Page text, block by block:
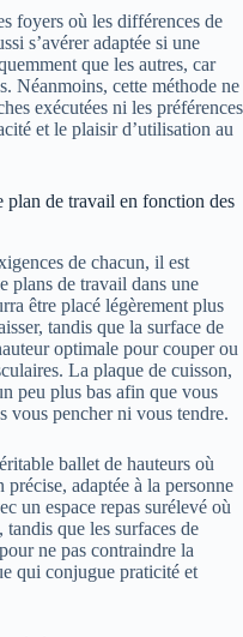
foyers où les différences de
s’avérer adaptée si une
que les autres, car
Néanmoins, cette méthode ne
exécutées ni les préférences
et le plaisir d’utilisation au
plan de travail en fonction des
de chacun, il est
plans de travail dans une
être placé légèrement plus
tandis que la surface de
optimale pour couper ou
La plaque de cuisson,
peu plus bas afin que vous
vous pencher ni vous tendre.
ballet de hauteurs où
adaptée à la personne
un espace repas surélevé où
que les surfaces de
ne pas contraindre la
qui conjugue praticité et